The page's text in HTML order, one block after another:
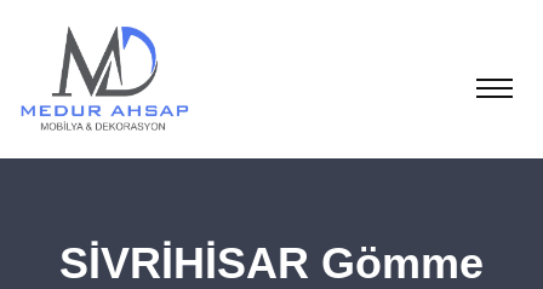
SİVRİHİSAR Gömme